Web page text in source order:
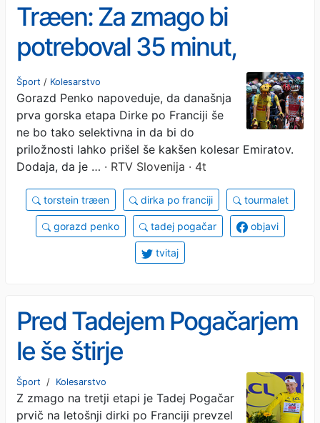
Træen: Za zmago bi
potreboval 35 minut,
Penko: Niti to ne bi bilo
dovolj
Šport / Kolesarstvo
Gorazd Penko napoveduje, da današnja
prva gorska etapa Dirke po Franciji še
ne bo tako selektivna in da bi do
priložnosti lahko prišel še kakšen kolesar Emiratov.
Dodaja, da je … · RTV Slovenija · 4t
torstein træen dirka po franciji tourmalet
gorazd penko tadej pogačar objavi
tvitaj
Pred Tadejem Pogačarjem
le še štirje
Šport / Kolesarstvo
Z zmago na tretji etapi je Tadej Pogačar
prvič na letošnji dirki po Franciji prevzel